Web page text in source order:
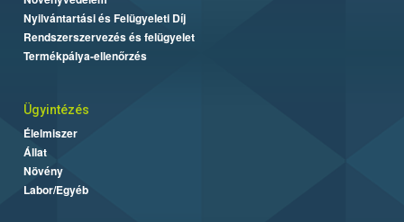
Nyilvántartási és Felügyeleti Díj
Rendszerszervezés és felügyelet
Termékpálya-ellenőrzés
Ügyintézés
Élelmiszer
Állat
Növény
Labor/Egyéb